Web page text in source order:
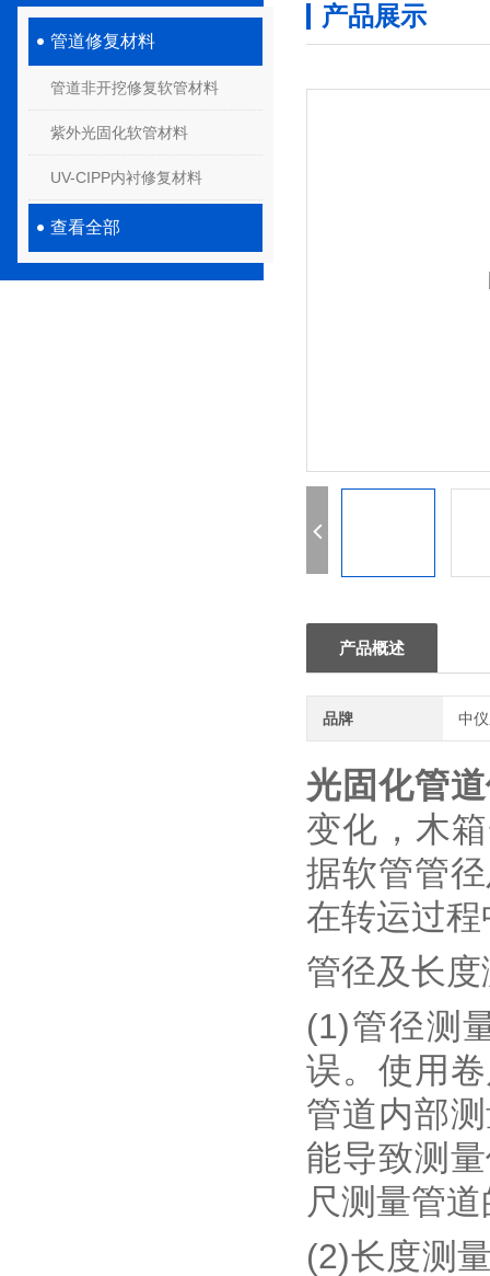
管道修复材料
管道非开挖修复软管材料
紫外光固化软管材料
UV-CIPP内衬修复材料
查看全部
产品展示
产品概述
品牌 中
光固化管
变化，木
据软管管
在转运过
管径及长
(1)管径测
误。使用
管道内部
能导致测
尺测量管
(2)长度测